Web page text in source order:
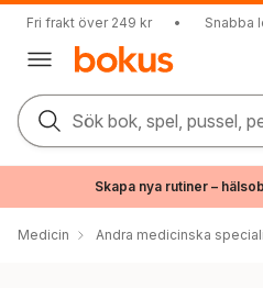
Fri frakt över 249 kr • Snabba
Sök bok, spel, pussel,
Skapa nya rutiner –
Medicin Andra medicinska